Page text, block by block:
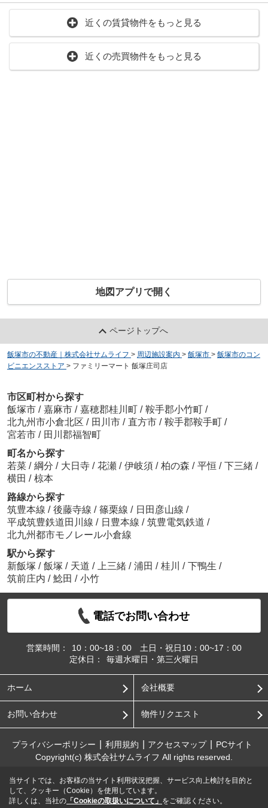
近くの賃貸物件をもっと見る
近くの売買物件をもっと見る
地図アプリで開く
ページトップへ
飯塚市の不動産｜株式会社サムライフ > 周辺施設案内 > 飯塚市 > 飯塚市のコン
ビニエンスストア > ファミリーマート 飯塚庄司店
市区町村から探す
飯塚市 / 嘉麻市 / 嘉穂郡桂川町 / 鞍手郡小竹町 /
北九州市小倉北区 / 田川市 / 直方市 / 鞍手郡鞍手町 /
宮若市 / 田川郡福智町
町名から探す
若菜 / 綱分 / 大日寺 / 花瀬 / 伊岐須 / 柏の森 / 平恒 / 下三緒 /
横田 / 椋本
路線から探す
筑豊本線 / 後藤寺線 / 篠栗線 / 日田彦山線 /
平成筑豊鉄道田川線 / 日豊本線 / 筑豊電気鉄道 /
北九州都市モノレール小倉線
駅から探す
新飯塚 / 飯塚 / 天道 / 上三緒 / 浦田 / 桂川 / 下鴨生 /
筑前庄内 / 鯰田 / 小竹
電話でお問い合わせ
営業時間：
10：00~18：00 土日・祝日10：00~17：00
定休日：
毎週水曜日・第三火曜日
ホーム 会社概要
お問い合わせ 物件リクエスト
プライバシーポリシー 利用規約 アクセスマップ
PCサイト
Copyright(c) 株式会社サムライフ All rights reserved.
当サイトでは、お客様の当サイト利用状況把握、サービス向上検討を目的と
して、クッキー（Cookie）を使用しています。
詳しくは、当社の 「Cookieの取扱いについて」 をご確認ください。